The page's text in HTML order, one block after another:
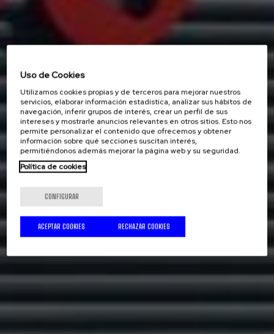
Uso de Cookies
Utilizamos cookies propias y de terceros para mejorar nuestros
servicios, elaborar información estadística, analizar sus hábitos de
navegación, inferir grupos de interés, crear un perfil de sus
intereses y mostrarle anuncios relevantes en otros sitios. Esto nos
permite personalizar el contenido que ofrecemos y obtener
información sobre qué secciones suscitan interés,
permitiéndonos además mejorar la página web y su seguridad.
Política de cookies
CONFIGURAR
RECHAZAR COOKIES
ACEPTAR COOKIES